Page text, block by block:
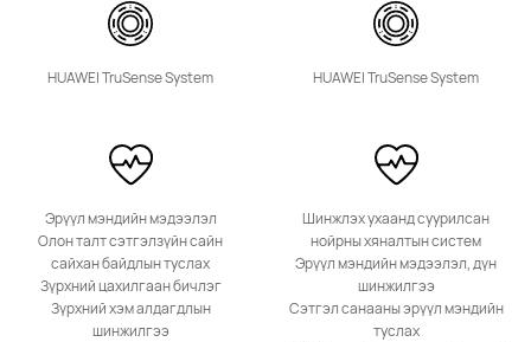
Дэлгэрэнгүй Худалдан Авах
HUAWEI TruSense System
Эрүүл мэндийн мэдээлэл
Олон талт сэтгэлзүйн сайн
сайхан байдлын туслах
Зүрхний цахилгаан бичлэг
Зүрхний хэм алдагдлын
шинжилгээ
HUAWEI TruSense System
Шинжлэх ухаанд суурилсан
нойрны хяналтын систем
Эрүүл мэндийн мэдээлэл, дүн
шинжилгээ
Сэтгэл санааны эрүүл мэндийн
туслах